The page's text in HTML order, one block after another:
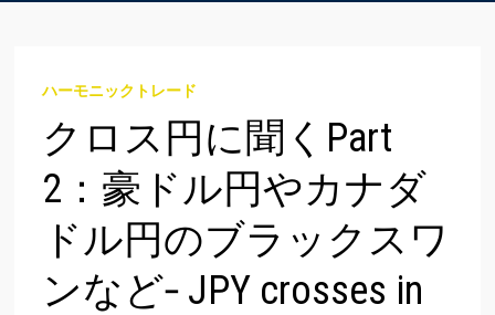
ハーモニックトレード
クロス円に聞くPart
2：豪ドル円やカナダ
ドル円のブラックスワ
ンなど‐ JPY crosses in